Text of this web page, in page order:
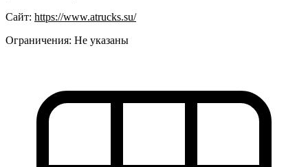
Сайт: https://www.atrucks.su/
Ограничения: Не указаны